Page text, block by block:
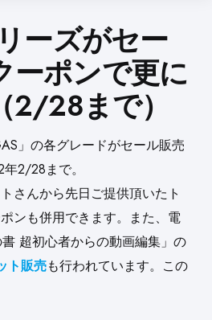
ーズがセー
ーポンで更に
2/28まで）
」の各グレードがセール販売
2/28まで。
さんから先日ご提供頂いたト
ンも併用できます。また、電
超初心者からの動画編集」の
ト販売も行われています。この